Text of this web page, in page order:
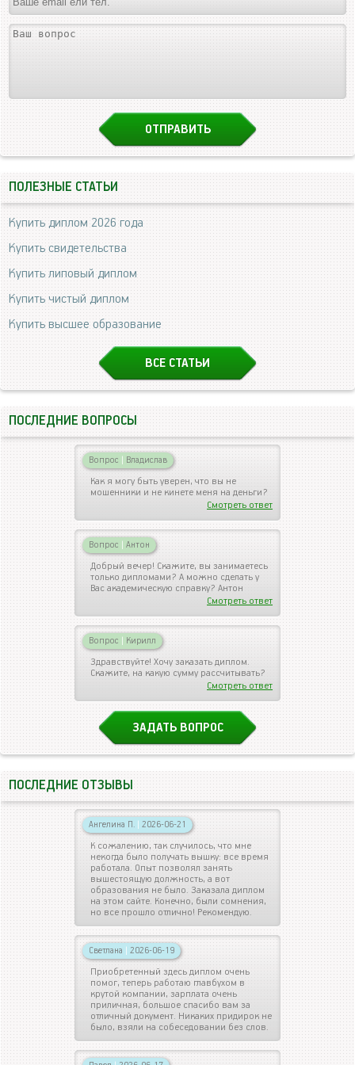
ПОЛЕЗНЫЕ СТАТЬИ
Купить диплом 2026 года
Купить свидетельства
Купить липовый диплом
Купить чистый диплом
Купить высшее образование
ВСЕ СТАТЬИ
ПОСЛЕДНИЕ ВОПРОСЫ
Вопрос | Владислав
Как я могу быть уверен, что вы не
мошенники и не кинете меня на деньги?
Смотреть ответ
Вопрос | Антон
Добрый вечер! Скажите, вы занимаетесь
только дипломами? А можно сделать у
Вас академическую справку? Антон
Смотреть ответ
Вопрос | Кирилл
Здравствуйте! Хочу заказать диплом.
Скажите, на какую сумму рассчитывать?
Смотреть ответ
ЗАДАТЬ ВОПРОС
ПОСЛЕДНИЕ ОТЗЫВЫ
Ангелина П. | 2026-06-21
К сожалению, так случилось, что мне
некогда было получать вышку: все время
работала. Опыт позволял занять
вышестоящую должность, а вот
образования не было. Заказала диплом
на этом сайте. Конечно, были сомнения,
но все прошло отлично! Рекомендую.
Светлана | 2026-06-19
Приобретенный здесь диплом очень
помог, теперь работаю главбухом в
крутой компании, зарплата очень
приличная, большое спасибо вам за
отличный документ. Никаких придирок не
было, взяли на собеседовании без слов.